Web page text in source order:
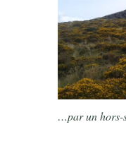
…par un hors-